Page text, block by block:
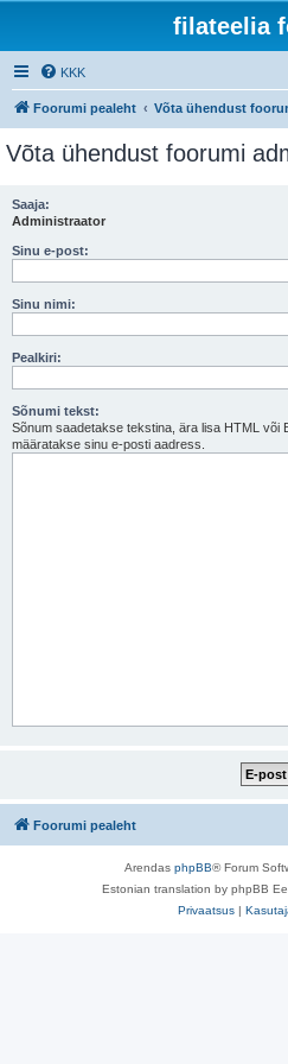
filateelia
KKK
Foorumi pealeht Võta ühendust
Võta ühendust foorumi
Saaja:
Administraator
Sinu e-post:
Sinu nimi:
Pealkiri:
Sõnumi tekst:
Sõnum saadetakse tekstina, ära lisa HTML või
määratakse sinu e-posti aadress.
Foorumi pealeht
Arendas phpBB® Forum
Estonian translation by phpBB
Privaatsus |